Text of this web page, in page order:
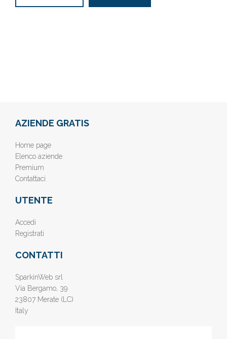
AZIENDE GRATIS
Home page
Elenco aziende
Premium
Contattaci
UTENTE
Accedi
Registrati
CONTATTI
SparkinWeb srl
Via Bergamo, 39
23807 Merate (LC)
Italy